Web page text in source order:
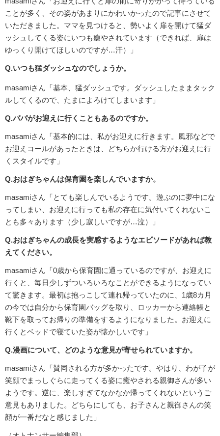
ことが多く、その姿があまりにかわいかったので記事にさせて
いただきました。ママを見つけると、勢いよく扉を開けて猛ダ
ッシュしてくる姿にいつも癒やされています（できれば、扉は
ゆっくり開けてほしいのですが…汗）」
Q.いつも猛ダッシュなのでしょうか。
masamiさん「基本、猛ダッシュです。ダッシュしたままタック
ルしてくるので、たまによろけてしまいます」
Q.パパがお迎えに行くこともあるのですか。
masamiさん「基本的には、私がお迎えに行きます。風邪などで
お迎えコールがあったときは、どちらか行ける方がお迎えに行
くスタイルです」
Q.おはぎちゃんは保育園を楽しんでいますか。
masamiさん「とても楽しんでいるようです。遊ぶのに夢中にな
ってしまい、お迎えに行っても私の存在に気付いてくれないこ
とも多々あります（少し寂しいですが…泣）」
Q.おはぎちゃんの成長を実感するようなエピソードがあれば教
えてください。
masamiさん「0歳から保育園に通っているのですが、お迎えに
行くと、毎日少しずついろいろなことができるようになってい
て驚きます。最初は抱っこして連れ帰っていたのに、1歳8カ月
の今では自分から保育園バッグを取り、ロッカーから連絡帳と
靴下を取ってお帰りの準備をするようになりました。お迎えに
行くとベッドで寝ていた姿が懐かしいです」
Q.漫画について、どのような意見が寄せられていますか。
masamiさん「賛同される方が多かったです。やはり、わが子が
笑顔でまっしぐらに走ってくる姿に癒やされる親御さんが多い
ようです。逆に、楽しすぎてなかなか帰ってくれないというご
意見もありました。どちらにしても、お子さんと親御さんの笑
顔が一番だなと感じました」